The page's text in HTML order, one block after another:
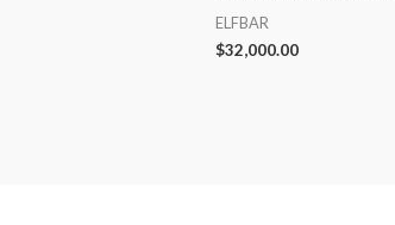
ELFBAR
$32,000.00